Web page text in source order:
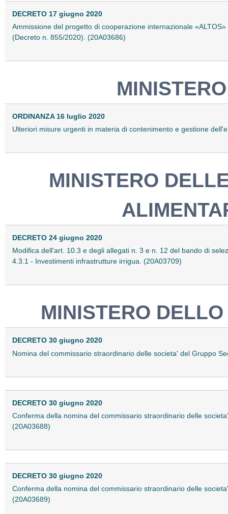
DECRETO 17 giugno 2020
Ammissione del progetto di cooperazione internazionale
(Decreto n. 855/2020). (20A03686)
ORDINANZA 16 luglio 2020
Ulteriori misure urgenti in materia di contenimento e gestione
MINISTERO
DECRETO 24 giugno 2020
Modifica dell'art. 10.3 e degli allegati n. 3 e n. 12 del bando di
4.3.1 - Investimenti infrastrutture irrigua. (20A03709)
MINISTERO
DECRETO 30 giugno 2020
Nomina del commissario straordinario delle societa' del Gruppo
DECRETO 30 giugno 2020
Conferma della nomina del commissario straordinario delle
(20A03688)
DECRETO 30 giugno 2020
Conferma della nomina del commissario straordinario delle
(20A03689)